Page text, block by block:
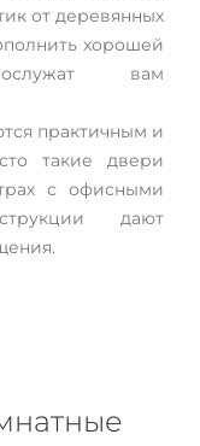
от деревянных
хорошей
вам
практичным и
такие двери
с офисными
дают